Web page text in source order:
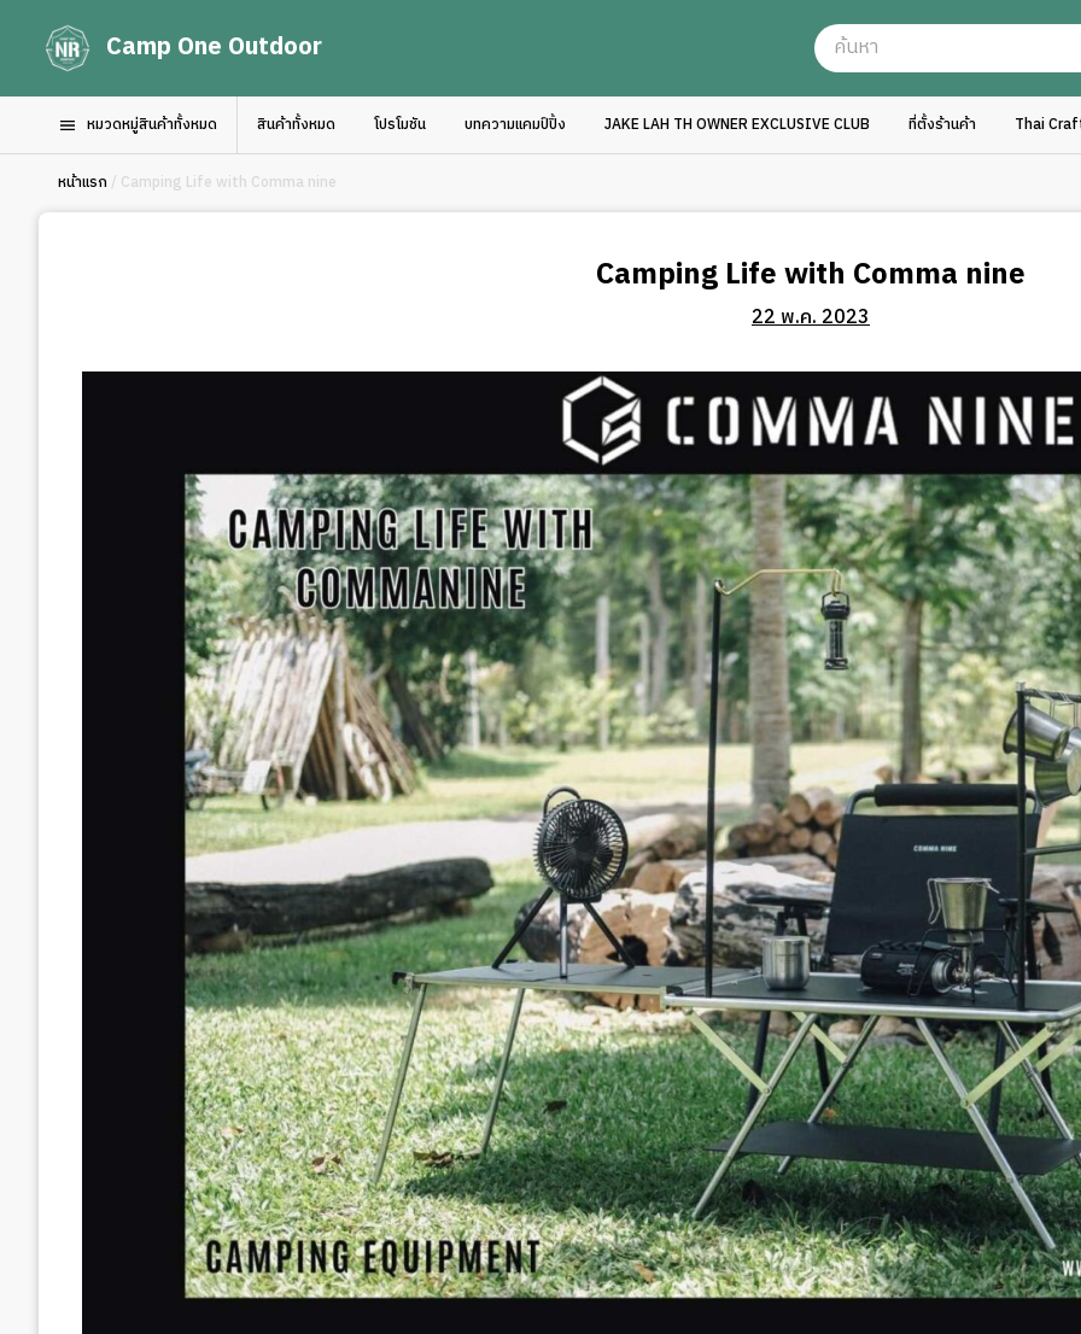
Camp One Outdoor
หมวดหมู่สินค้าทั้งหมด สินค้าทั้งหมด โปรโมชัน บทความแคมป์ปิ้ง JAKE LAH TH OWNER EXCLUSIVE CLUB ที่ตั้งร้านค้า Thai
หน้าแรก / Camping Life with Comma nine
Camping Life with Comma nine
22 พ.ค. 2023